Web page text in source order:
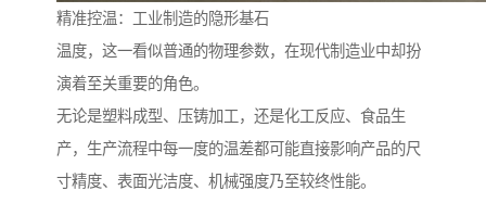
精准控温：工业制造的隐形基石
温度，这一看似普通的物理参数，在现代制造业中却扮
演着至关重要的角色。
无论是塑料成型、压铸加工，还是化工反应、食品生
产，生产流程中每一度的温差都可能直接影响产品的尺
寸精度、表面光洁度、机械强度乃至较终性能。